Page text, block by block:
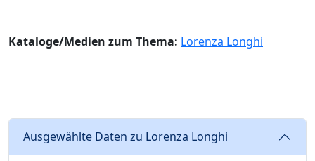
Kataloge/Medien zum Thema: Lorenza Longhi
Ausgewählte Daten zu Lorenza Longhi